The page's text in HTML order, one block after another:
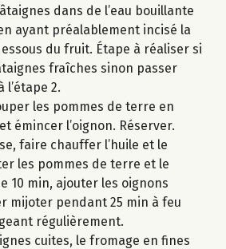
dans de l’eau bouillante
ayant préalablement incisé la
du fruit. Étape à réaliser si
fraîches sinon passer
2.
les pommes de terre en
émincer l’oignon. Réserver.
faire chauffer l’huile et le
les pommes de terre et le
10 min, ajouter les oignons
mijoter pendant 25 min à feu
régulièrement.
cuites, le fromage en fines